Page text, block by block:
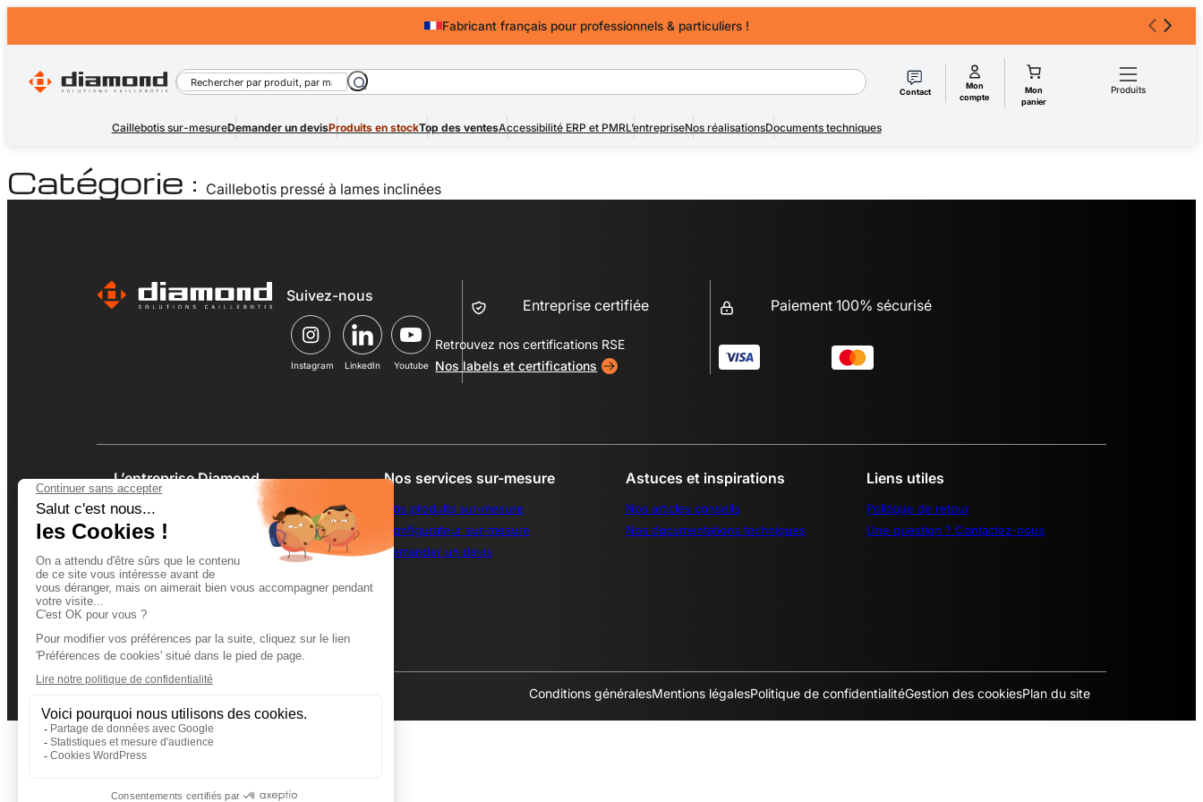
Fabricant français pour professionnels & particuliers !
Contact
Mon
compte
Mon
panier
Produits
Rechercher
Caillebotis sur-mesureDemander un devisProduits en stockTop des ventesAccessibilité ERP et PMRL’entrepriseNos réalisationsDocuments techniques
Catégorie : Caillebotis pressé à lames inclinées
Suivez-nous
Instagram LinkedIn Youtube
Entreprise certifiée
Retrouvez nos certifications RSE
Nos labels et certifications
Paiement 100% sécurisé
L’entreprise Diamond
Découvrir l’enseigne
Notre histoire
L’usine en France
De l’étude à la fabrication
Le bureau d’études dédié au caillebotis
La démarche RSE
Nos services sur-mesure
Nos produits sur-mesure
Configurateur sur-mesure
Demander un devis
Astuces et inspirations
Nos articles conseils
Nos documentations techniques
Liens utiles
Politique de retour
Une question ? Contactez-nous
Conditions généralesMentions légalesPolitique de confidentialitéGestion des cookiesPlan du site